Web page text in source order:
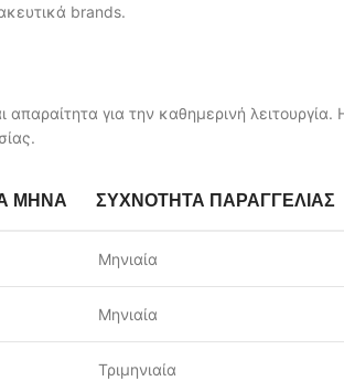
brands.
για την καθημερινή λειτουργία.
ΜΉΝΑ ΣΥΧΝΌΤΗΤΑ ΠΑΡΑΓΓΕΛΊΑΣ
Μηνιαία
Μηνιαία
Τριμηνιαία